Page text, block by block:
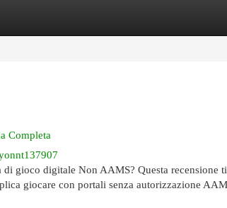
Completa
gioco digitale Non AAMS? Questa recensione
giocare con portali senza autorizzazione